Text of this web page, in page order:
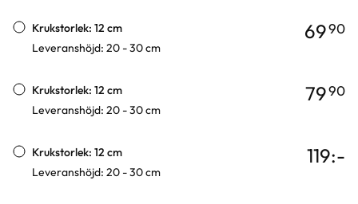
Krukstorlek: 12 cm
Leveranshöjd: 20 - 30 cm
6990
Krukstorlek: 12 cm
Leveranshöjd: 20 - 30 cm
7990
Krukstorlek: 12 cm
Leveranshöjd: 20 - 30 cm
119:-